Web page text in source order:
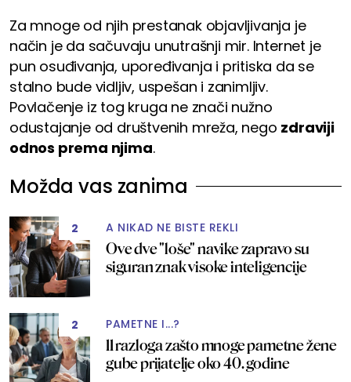
Za mnoge od njih prestanak objavljivanja je
način je da sačuvaju unutrašnji mir. Internet je
pun osuđivanja, upoređivanja i pritiska da se
stalno bude vidljiv, uspešan i zanimljiv.
Povlačenje iz tog kruga ne znači nužno
odustajanje od društvenih mreža, nego zdraviji
odnos prema njima.
Možda vas zanima
2 A NIKAD NE BISTE REKLI
Ove dve "loše" navike zapravo su
siguran znak visoke inteligencije
2 PAMETNE I...?
11 razloga zašto mnoge pametne žene
gube prijatelje oko 40. godine